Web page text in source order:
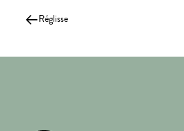
Réglisse